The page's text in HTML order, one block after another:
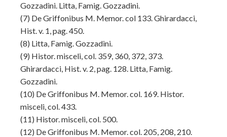
Gozzadini. Litta, Famig. Gozzadini.
(7) De Griffonibus M. Memor. col 133. Ghirardacci,
Hist. v. 1, pag. 450.
(8) Litta, Famig. Gozzadini.
(9) Histor. misceli, col. 359, 360, 372, 373.
Ghirardacci, Hist. v. 2, pag. 128. Litta, Famig.
Gozzadini.
(10) De Griffonibus M. Memor. col. 169. Histor.
misceli, col. 433.
(11) Histor. misceli, col. 500.
(12) De Griffonibus M. Memor. col. 205, 208, 210.